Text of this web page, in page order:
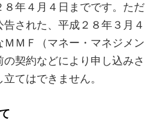
年４月４日までです。ただ
された、平成２８年３月４
ＭＭＦ（マネー・マネジメン
の契約などにより申し込みさ
てはできません。